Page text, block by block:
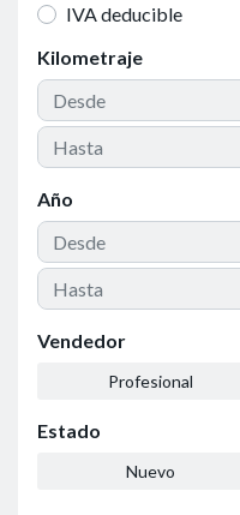
IVA deducible
Kilometraje
Año
Vendedor
Profesional
Estado
Nuevo